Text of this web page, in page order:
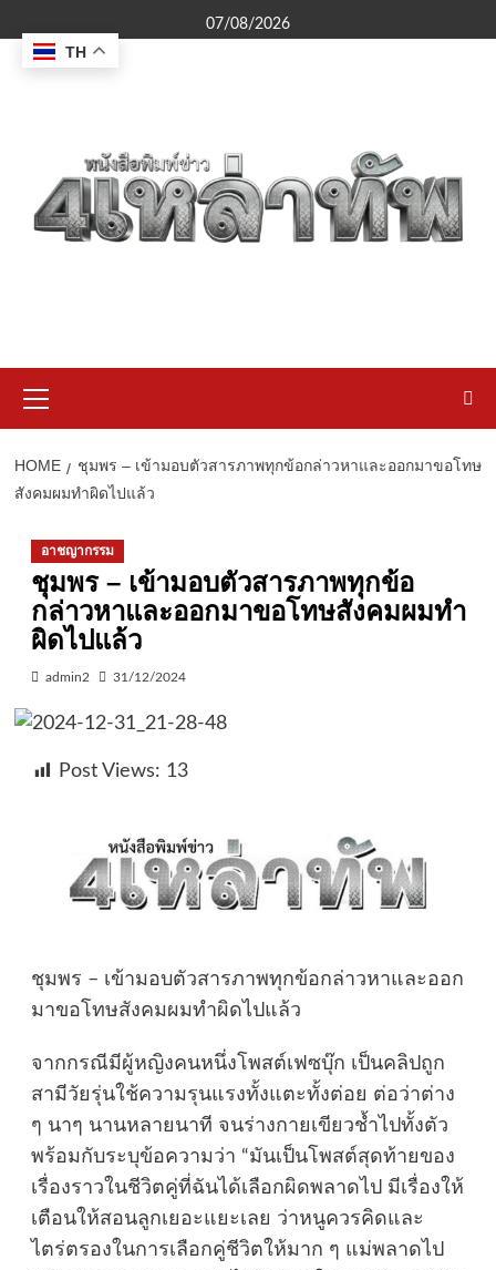
to
content
07/08/2026
Menu
HOME
ชุมพร – เข้ามอบตัวสารภาพทุกข้อกล่าวหาและออกมาขอโทษ
สังคมผมทำผิดไปแล้ว
อาชญากรรม
ชุมพร – เข้ามอบตัวสารภาพทุกข้อ
กล่าวหาและออกมาขอโทษสังคมผมทำ
ผิดไปแล้ว
admin2 31/12/2024
Post Views: 13
ชุมพร – เข้ามอบตัวสารภาพทุกข้อกล่าวหาและออก
มาขอโทษสังคมผมทำผิดไปแล้ว
จากกรณีมีผู้หญิงคนหนึ่งโพสต์เฟซบุ๊ก เป็นคลิปถูก
สามีวัยรุ่นใช้ความรุนแรงทั้งแตะทั้งต่อย ต่อว่าต่าง
ๆ นาๆ นานหลายนาที จนร่างกายเขียวช้ำไปทั้งตัว
พร้อมกับระบุข้อความว่า “มันเป็นโพสต์สุดท้ายของ
เรื่องราวในชีวิตคู่ที่ฉันได้เลือกผิดพลาดไป มีเรื่องให้
เตือนให้สอนลูกเยอะแยะเลย ว่าหนูควรคิดและ
ไตร่ตรองในการเลือกคู่ชีวิตให้มาก ๆ แม่พลาดไป
TH